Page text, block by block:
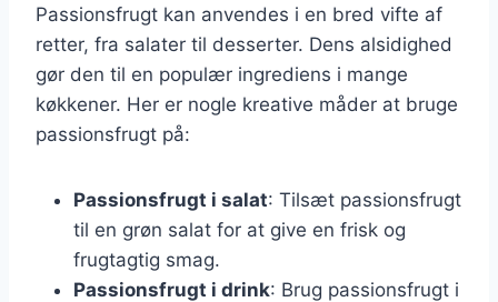
Passionsfrugt kan anvendes i en bred vifte af
retter, fra salater til desserter. Dens alsidighed
gør den til en populær ingrediens i mange
køkkener. Her er nogle kreative måder at bruge
passionsfrugt på:
Passionsfrugt i salat: Tilsæt passionsfrugt
til en grøn salat for at give en frisk og
frugtagtig smag.
Passionsfrugt i drink: Brug passionsfrugt i